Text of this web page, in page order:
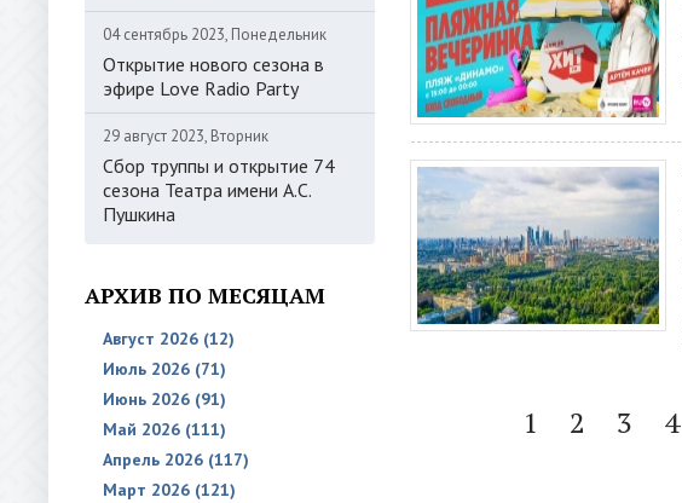
04 сентябрь 2023, Понедельник
Открытие нового сезона в
эфире Love Radio Party
29 август 2023, Вторник
Сбор труппы и открытие 74
сезона Театра имени А.С.
Пушкина
АРХИВ ПО МЕСЯЦАМ
Август 2026 (12)
Июль 2026 (71)
Июнь 2026 (91)
Май 2026 (111)
Апрель 2026 (117)
Март 2026 (121)
1 2 3 4